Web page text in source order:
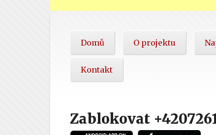
Domů O projektu
Kontakt
Zablokovat